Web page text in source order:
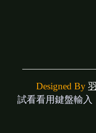
Designed By
試看看用鍵盤輸入